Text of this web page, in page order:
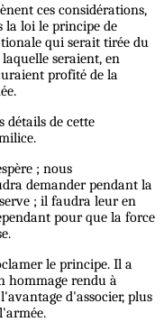
ces considérations,
la loi le principe de
qui serait tirée du
seraient, en
profité de la
détails de cette
; nous
demander pendant la
; il faudra leur en
pour que la force
le principe. Il a
hommage rendu à
d'associer, plus